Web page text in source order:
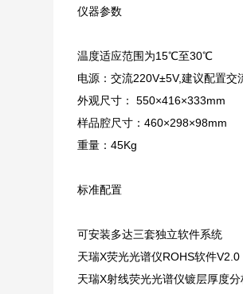
仪器参数
温度适应范围为15℃至30℃
电源：交流220V±5V,建议配置交
外观尺寸： 550×416×333mm
样品腔尺寸：460×298×98mm
重量：45Kg
标准配置
可安装多达三套独立软件系统
天瑞X荧光光谱仪ROHS软件V2.0
天瑞X射线荧光光谱仪镀层厚度